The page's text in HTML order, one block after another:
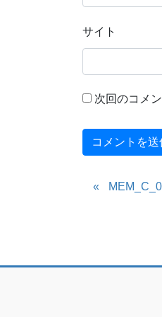
サイト
次回のコメ